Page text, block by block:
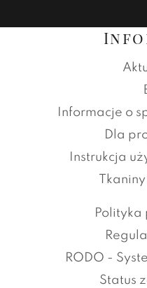
Informacje o
Dla
Instrukcja
Polityka
RODO -
Status